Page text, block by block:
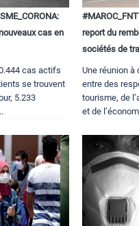
cas en
cas actifs
se trouvent
5.233
report du
sociétés de
Une réunion à
entre des
tourisme, de
et de